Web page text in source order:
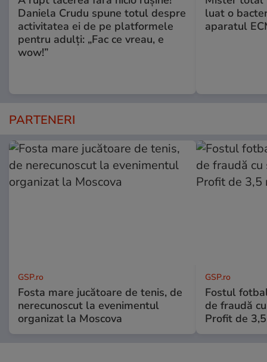
Daniela Crudu spune totul despre
activitatea ei de pe platformele
pentru adulți: „Fac ce vreau, e
wow!”
luat o
aparatul
PARTENERI
GSP.ro
Fosta mare jucătoare de tenis, de
nerecunoscut la evenimentul
organizat la Moscova
GSP.ro
Fostul
de fraudă
Profit de